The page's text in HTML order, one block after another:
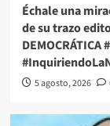
Échale una
de su trazo
5 agosto, 2026